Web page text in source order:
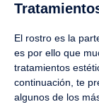
El rostro es la
es por ello que
tratamientos
continuación, te
algunos de los